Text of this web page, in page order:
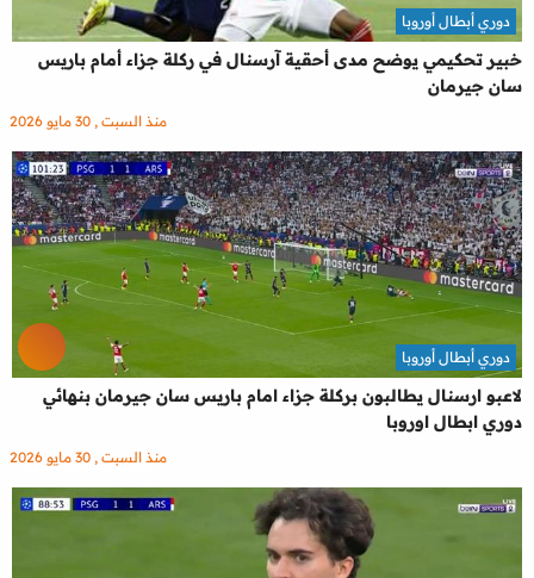
خبير تحكيمي يوضح مدى أحقية آرسنال في ركلة جزاء أمام باريس
سان جيرمان
دوري أبطال أوروبا
منذ السبت , 30 مايو 2026
لاعبو ارسنال يطالبون بركلة جزاء امام باريس سان جيرمان بنهائي
دوري ابطال اوروبا
دوري أبطال أوروبا
منذ السبت , 30 مايو 2026